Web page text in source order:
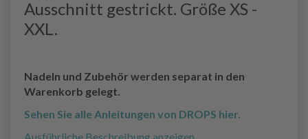
Ausschnitt gestrickt. Größe XS -
XXL.
Nadeln und Zubehör werden separat in den
Warenkorb gelegt.
Sehen Sie alle Anleitungen von DROPS hier.